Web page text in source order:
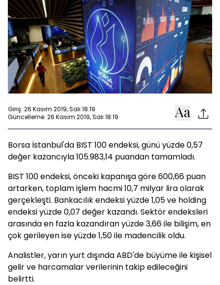
Giriş: 26 Kasım 2019, Salı 18:19
Güncelleme: 26 Kasım 2019, Salı 18:19
Borsa İstanbul'da BIST 100 endeksi, günü yüzde 0,57
değer kazancıyla 105.983,14 puandan tamamladı.
BIST 100 endeksi, önceki kapanışa göre 600,66 puan
artarken, toplam işlem hacmi 10,7 milyar lira olarak
gerçekleşti. Bankacılık endeksi yüzde 1,05 ve holding
endeksi yüzde 0,07 değer kazandı. Sektör endeksleri
arasında en fazla kazandıran yüzde 3,66 ile bilişim, en
çok gerileyen ise yüzde 1,50 ile madencilik oldu.
Analistler, yarın yurt dışında ABD'de büyüme ile kişisel
gelir ve harcamalar verilerinin takip edileceğini
belirtti.